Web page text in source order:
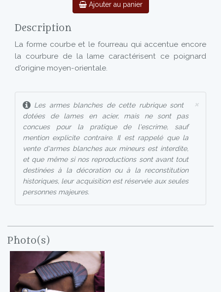
Ajouter au panier
Description
La forme courbe et le fourreau qui accentue encore
la courbure de la lame caractérisent ce poignard
d'origine moyen-orientale.
×
Les armes blanches de cette rubrique sont
dotées de lames en acier, mais ne sont pas
concues pour la pratique de l'escrime, sauf
mention explicite contraire. Il est rappelé que la
vente d'armes blanches aux mineurs est interdite,
et que même si nos reproductions sont avant tout
destinées à la décoration ou à la reconstitution
historiques, leur acquisition est réservée aux seules
personnes majeures.
Photo(s)